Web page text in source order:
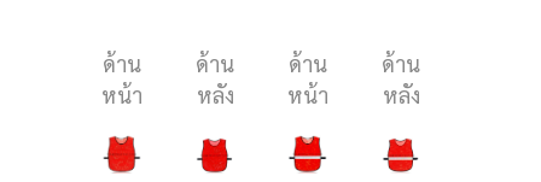
ด้าน
หน้า
ด้าน
หลัง
ด้าน
หน้า
ด้าน
หลัง